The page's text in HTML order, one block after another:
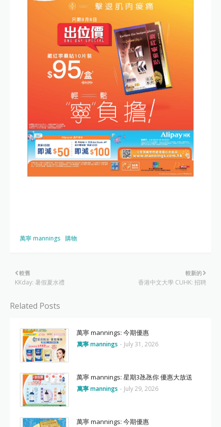
萬寧 mannings 購物
較新的
香港中文大學 CUHK: 招聘
較舊
KKday: 暑假夏水禮
Related Posts
萬寧 mannings: 今期優惠
萬寧 mannings - July 31, 2026
萬寧 mannings: 星期3氹氹你 優惠大放送
萬寧 mannings - July 29, 2026
萬寧 mannings: 今期優惠